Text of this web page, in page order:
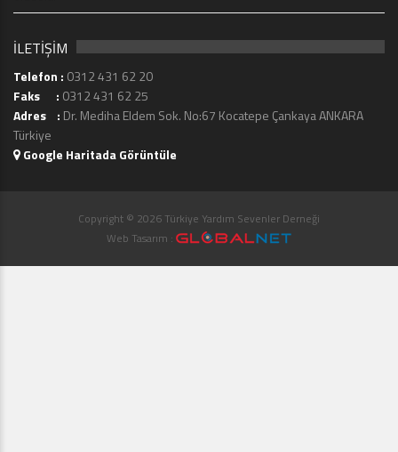
İLETİŞİM
Telefon : 0312 431 62 20
Faks : 0312 431 62 25
Adres : Dr. Mediha Eldem Sok. No:67 Kocatepe Çankaya ANKARA
Türkiye
Google Haritada Görüntüle
Copyright © 2026 Türkiye Yardım Sevenler Derneği
Web Tasarım :